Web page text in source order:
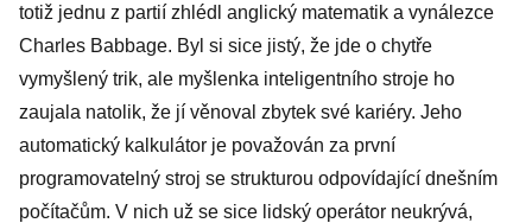
totiž jednu z partií zhlédl anglický matematik a vynálezce
Charles Babbage. Byl si sice jistý, že jde o chytře
vymyšlený trik, ale myšlenka inteligentního stroje ho
zaujala natolik, že jí věnoval zbytek své kariéry. Jeho
automatický kalkulátor je považován za první
programovatelný stroj se strukturou odpovídající dnešním
počítačům. V nich už se sice lidský operátor neukrývá,